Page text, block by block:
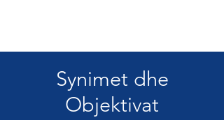
Synimet dhe
Objektivat